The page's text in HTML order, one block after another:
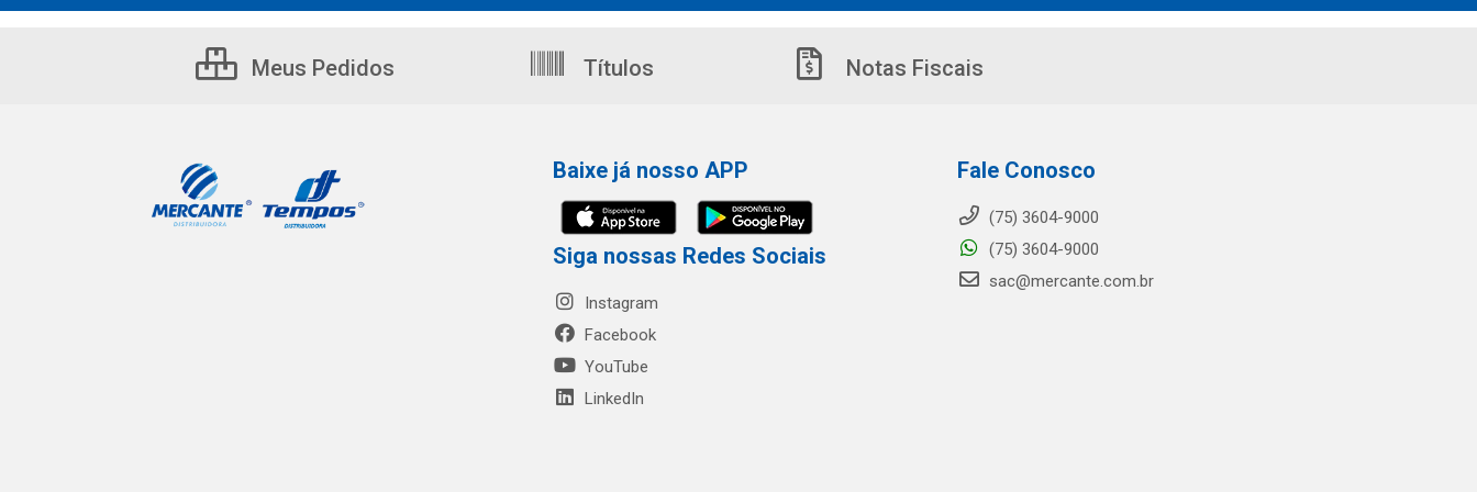
Meus Pedidos Títulos Notas Fiscais
Baixe já nosso APP
Siga nossas Redes Sociais
Instagram
Facebook
YouTube
LinkedIn
Fale Conosco
(75) 3604-9000
(75) 3604-9000
sac@mercante.com.br